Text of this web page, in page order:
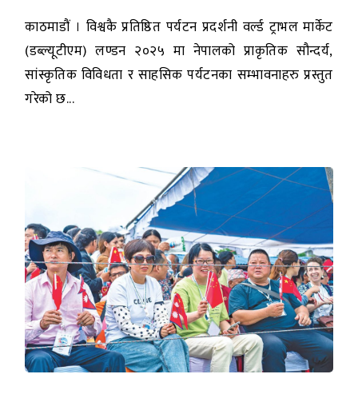
काठमाडौं । विश्वकै प्रतिष्ठित पर्यटन प्रदर्शनी वर्ल्ड ट्राभल मार्केट
(डब्ल्यूटीएम) लण्डन २०२५ मा नेपालको प्राकृतिक सौन्दर्य,
सांस्कृतिक विविधता र साहसिक पर्यटनका सम्भावनाहरु प्रस्तुत
गरेको छ...